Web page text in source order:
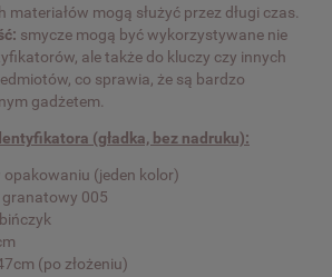
materiałów mogą służyć przez długi czas.
smycze mogą być wykorzystywane nie
ale także do kluczy czy innych
co sprawia, że są bardzo
gadżetem.
(gładka, bez nadruku):
opakowaniu (jeden kolor)
granatowy 005
(po złożeniu)